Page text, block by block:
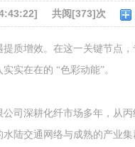
共阅[373]次
提质增效。在这一关键节点
实在在的 “色彩动能”。
公司深耕化纤市场多年，从
陆交通网络与成熟的产业